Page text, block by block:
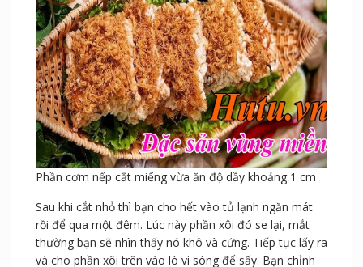
Phần cơm nếp cắt miếng vừa ăn độ dầy khoảng 1 cm
Sau khi cắt nhỏ thì bạn cho hết vào tủ lạnh ngăn mát
rồi để qua một đêm. Lúc này phần xôi đó se lại, mắt
thường bạn sẽ nhìn thấy nó khô và cứng. Tiếp tục lấy ra
và cho phần xôi trên vào lò vi sóng để sấy. Bạn chỉnh